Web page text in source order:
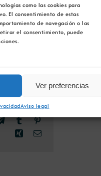
como las cookies para
El consentimiento de estas
de navegación o las
el consentimiento, puede
Ver preferencias
Aviso legal
TelegramTumblrPinterest
XingCorreo